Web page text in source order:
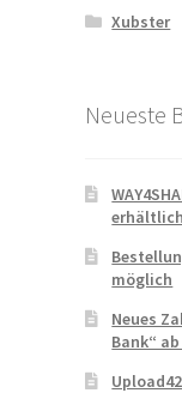
Xubster
Neueste
erhältlich
möglich
Neues
Bank“